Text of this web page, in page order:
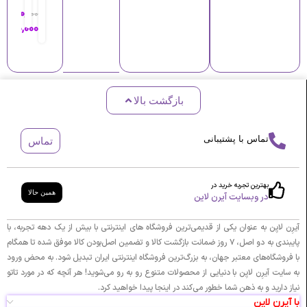
ف
و
ی
ژ
ن
۲,۳۰۰,۰۰۰
۱,۸۰۰,۰۰۰
د
ا
ف
ت
ب
ر
ا
و
پ
ر
م
ا
ا
ز
ن
ز
پ
ر
م
ب
بازگشت بالا
تماس با پشتیبانی تماس
بهترین تجربه خرید در
در وبسایت آیرن لاین همین حالا
آیرِن لایِن به عنوان یکی از قدیمی‌ترین فروشگاه های اینترنتی با بیش از یک دهه تجربه، با
پایبندی به دو اصل، ۷ روز ضمانت بازگشت کالا و تضمین اصل‌بودن کالا موفق شده تا همگام
با فروشگاه‌های معتبر جهان، به بزرگ‌ترین فروشگاه اینترنتی ایران تبدیل شود. به محض ورود
به سایت آیرِن لایِن با دنیایی از محصولات متنوع رو به رو می‌شوید! هر آنچه که در مورد تاتو
نیاز دارید و به ذهن شما خطور می‌کند در اینجا پیدا خواهید کرد.
با آیرن لاین